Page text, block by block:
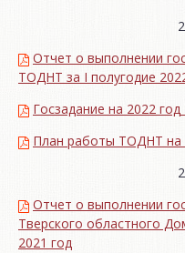
Отчет о выполнении
ТОДНТ за I полугодие
Госзадание на 2022
План работы ТОДНТ на
Отчет о выполнении
Тверского областного
2021 год